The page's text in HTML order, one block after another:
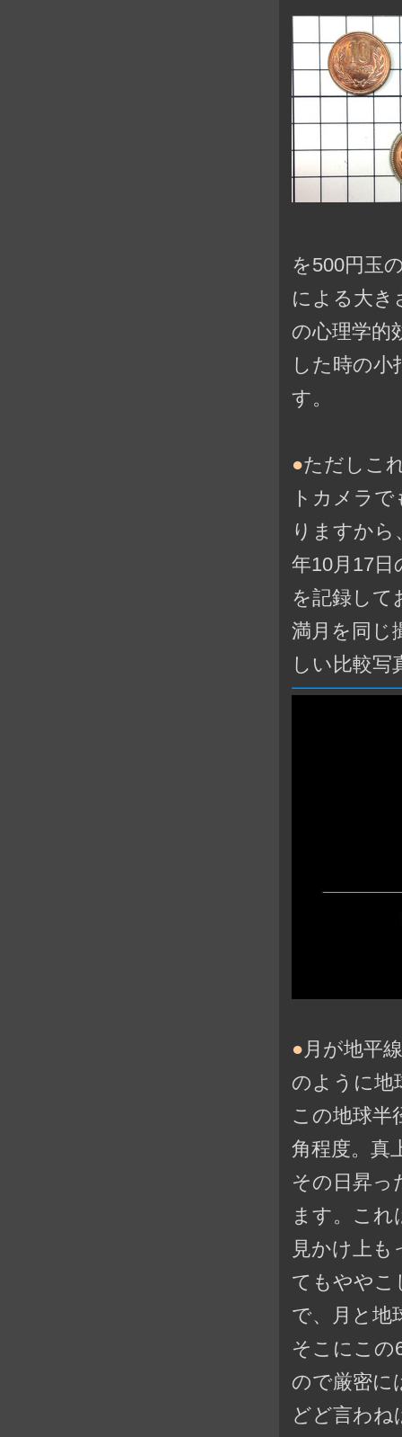
を500円玉
による大き
の心理学的
した時の
す。
●ただしこ
トカメラ
りますか
年10月17
を記録して
満月を同じ
しい比較写
● 月が地平
のように地
この地球半
角程度。真
その日昇っ
ます。これ
見かけ上
てもややこ
で、月と地
そこにこの
ので厳密に
どど言わ